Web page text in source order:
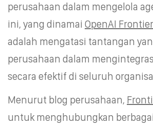
perusahaan dalam mengelola
ini, yang dinamai OpenAI
adalah mengatasi tantangan
perusahaan dalam
secara efektif di seluruh
Menurut blog perusahaan,
untuk menghubungkan